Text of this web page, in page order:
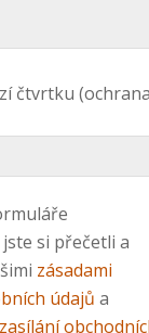
čtvrtku (ochrana
si přečetli a
zásadami
údajů a